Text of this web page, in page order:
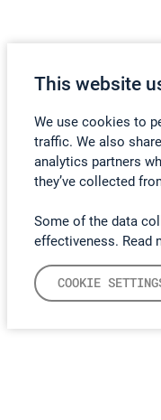
This website
We use cookies to
traffic. We also
analytics partners
they’ve collected
Some of the data
effectiveness. Read
COOKIE